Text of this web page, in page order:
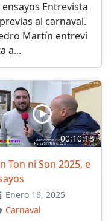
ensayos Entrevista
al carnaval.
Martín entrevi
a...
00:10:18
Ton ni Son 2025, e
Enero 16, 2025
Carnaval